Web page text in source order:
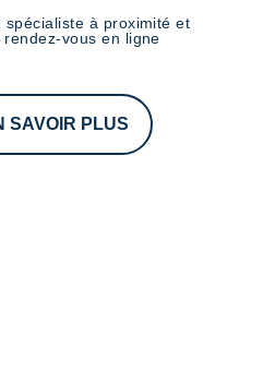
spécialiste à proximité et
rendez-vous en ligne
SAVOIR PLUS